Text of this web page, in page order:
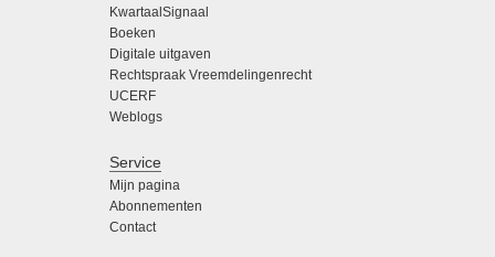
KwartaalSignaal
Boeken
Digitale uitgaven
Rechtspraak Vreemdelingenrecht
UCERF
Weblogs
Service
Mijn pagina
Abonnementen
Contact